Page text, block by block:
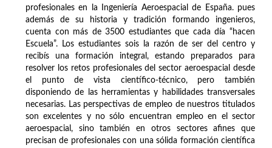
profesionales en la Ingeniería Aeroespacial de España. pues
además de su historia y tradición formando ingenieros,
cuenta con más de 3500 estudiantes que cada día “hacen
Escuela”. Los estudiantes sois la razón de ser del centro y
recibís una formación integral, estando preparados para
resolver los retos profesionales del sector aeroespacial desde
el punto de vista científico-técnico, pero también
disponiendo de las herramientas y habilidades transversales
necesarias. Las perspectivas de empleo de nuestros titulados
son excelentes y no sólo encuentran empleo en el sector
aeroespacial, sino también en otros sectores afines que
precisan de profesionales con una sólida formación científica